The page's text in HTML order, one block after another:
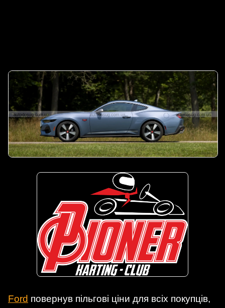
Ford повернув пільгові ціни для всіх покупців,